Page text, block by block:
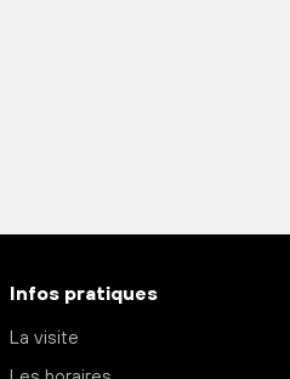
Infos pratiques
La visite